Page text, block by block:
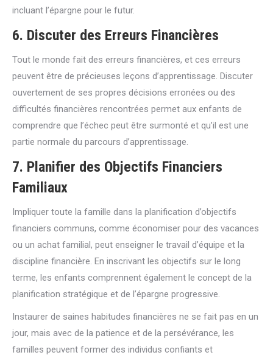
incluant l’épargne pour le futur.
6. Discuter des Erreurs Financières
Tout le monde fait des erreurs financières, et ces erreurs
peuvent être de précieuses leçons d’apprentissage. Discuter
ouvertement de ses propres décisions erronées ou des
difficultés financières rencontrées permet aux enfants de
comprendre que l’échec peut être surmonté et qu’il est une
partie normale du parcours d’apprentissage.
7. Planifier des Objectifs Financiers
Familiaux
Impliquer toute la famille dans la planification d’objectifs
financiers communs, comme économiser pour des vacances
ou un achat familial, peut enseigner le travail d’équipe et la
discipline financière. En inscrivant les objectifs sur le long
terme, les enfants comprennent également le concept de la
planification stratégique et de l’épargne progressive.
Instaurer de saines habitudes financières ne se fait pas en un
jour, mais avec de la patience et de la persévérance, les
familles peuvent former des individus confiants et